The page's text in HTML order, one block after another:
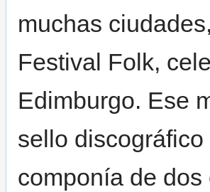
muchas
Festival Folk,
Edimburgo. Ese
sello
componía de